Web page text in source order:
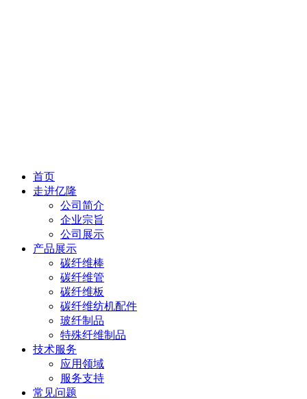
首页
走进亿隆
公司简介
企业宗旨
公司展示
产品展示
碳纤维棒
碳纤维管
碳纤维板
碳纤维纺机配件
玻纤制品
特殊纤维制品
技术服务
应用领域
服务支持
常见问题